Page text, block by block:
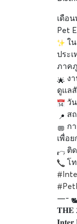
เดือ
Pet
ใ
ประ
ภาค
ง
ดูแล
วั
ส
ก
เพื่อ
ติ
โ
—-
𝐓𝐇𝐄